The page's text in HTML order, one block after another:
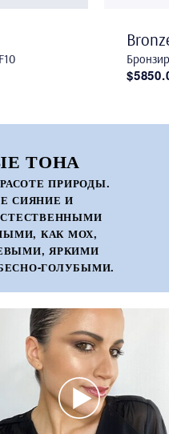
ТОНА
ПРИРОДЫ.
СИЯНИЕ И
КАК МОХ,
ЯРКИМИ
ГОЛУБЫМИ.